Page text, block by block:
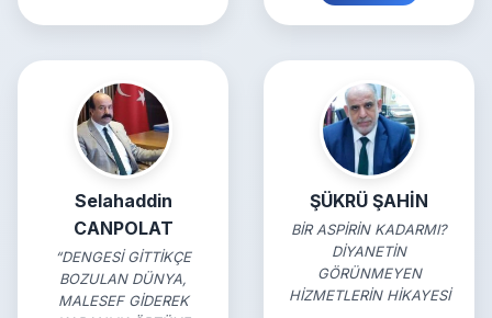
Selahaddin
CANPOLAT
“DENGESİ GİTTİKÇE
BOZULAN DÜNYA,
MALESEF GİDEREK
ŞÜKRÜ ŞAHİN
BİR ASPİRİN KADARMI?
DİYANETİN
GÖRÜNMEYEN
HİZMETLERİN HİKAYESİ